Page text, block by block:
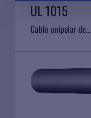
UL 1015
Cablu unipolar de...